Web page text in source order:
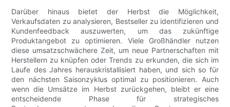
Darüber hinaus bietet der Herbst die Möglichkeit,
Verkaufsdaten zu analysieren, Bestseller zu identifizieren und
Kundenfeedback auszuwerten, um das zukünftige
Produktangebot zu optimieren. Viele Großhändler nutzen
diese umsatzschwächere Zeit, um neue Partnerschaften mit
Herstellern zu knüpfen oder Trends zu erkunden, die sich im
Laufe des Jahres herauskristallisiert haben, und sich so für
den nächsten Saisonzyklus optimal zu positionieren. Auch
wenn die Umsätze im Herbst zurückgehen, bleibt er eine
entscheidende Phase für strategisches